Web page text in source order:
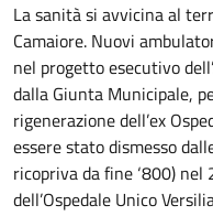
La sanità si avvicina al
Camaiore. Nuovi
nel progetto esecutivo
dalla Giunta Municipale,
rigenerazione dell’ex
essere stato dismesso
ricopriva da fine ‘800)
dell’Ospedale Unico